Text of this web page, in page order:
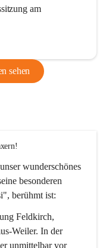
am
sehen
wunderschönes
besonderen
berühmt ist:
Feldkirch,
Weiler. In der
unmittelbar vor